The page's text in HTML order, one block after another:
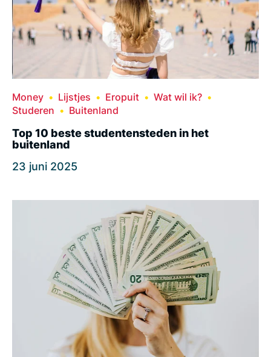
Money Lijstjes Eropuit
Wat wil ik?
Studeren
Buitenland
Top 10 beste studentensteden in het
buitenland
23 juni 2025